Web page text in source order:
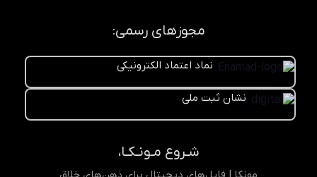
مجوزهای رسمی:
نماد اعتماد الکترونیکی
نشان ثبت ملی
شـروع مـونـکـا،